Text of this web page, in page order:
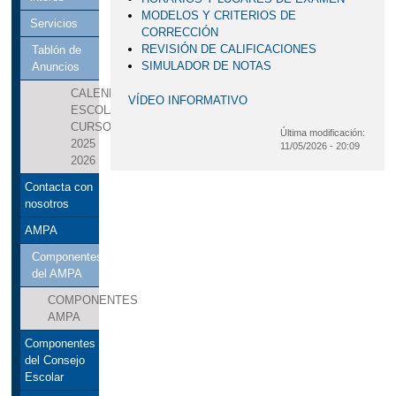
Servicios
Tablón de
Anuncios
CALENDARIO
ESCOLAR
CURSO
2025
2026
Contacta con
nosotros
AMPA
Componentes
del AMPA
COMPONENTES
AMPA
Componentes
del Consejo
Escolar
MODELOS Y CRITERIOS DE
CORRECCIÓN
REVISIÓN DE CALIFICACIONES
SIMULADOR DE NOTAS
VÍDEO INFORMATIVO
Última modificación:
11/05/2026 - 20:09